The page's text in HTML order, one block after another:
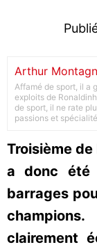
Arthur
Affamé de sport, il a
exploits de
de sport, il ne rate
passions et
Troisième de
a donc été
barrages
clairement